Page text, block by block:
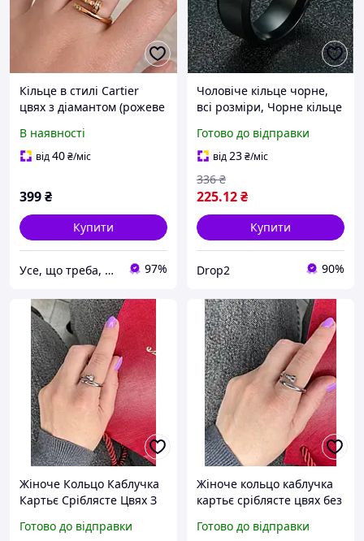
Кільце в стилі Cartier
цвях з діамантом (рожеве
В наявності
від40₴/міс
399₴
Купити
Усе, що треба, в одному місці! 🔥 97%
Чоловіче кільце чорне,
всі розміри, Чорне кільце
сталі К-1 drop
Готово до відправки
від23₴/міс
225.12₴
336 ₴
Купити
Drop2 90%
Жіноче Кольцо Каблучка
Картьє Сріблясте Цвях З
Готово до відправки
Жіноче кольцо каблучка
картьє сріблясте цвях без
Готово до відправки